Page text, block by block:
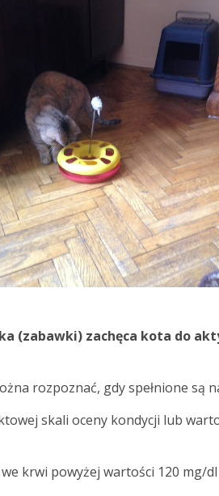
(zabawki) zachęca kota do
rozpoznać, gdy spełnione są
skali oceny kondycji lub
krwi powyżej wartości 120 mg/dl